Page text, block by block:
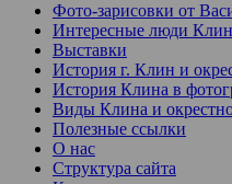
Фото-зарисовки от
Интересные люди
Выставки
История г. Клин и
История Клина в
Виды Клина и
Полезные ссылки
О нас
Структура сайта